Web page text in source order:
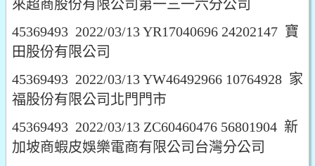
來超商股份有限公司第一三一六分公司
45369493 2022/03/13 YR17040696 24202147 寶
田股份有限公司
45369493 2022/03/13 YW46492966 10764928 家
福股份有限公司北門門市
45369493 2022/03/13 ZC60460476 56801904 新
加坡商蝦皮娛樂電商有限公司台灣分公司